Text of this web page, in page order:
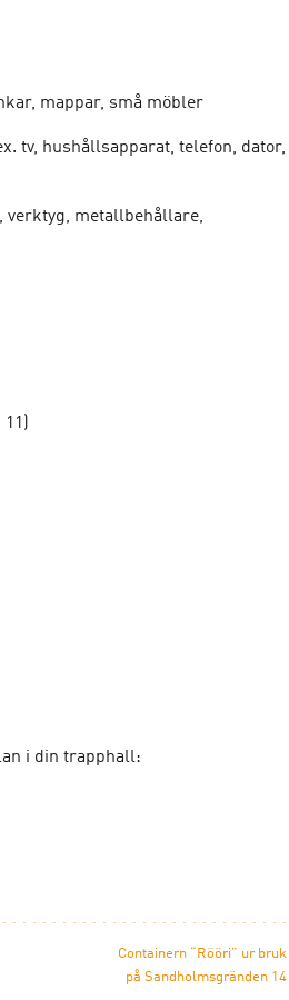
mappar, små möbler
tv, hushållsapparat, telefon, dator,
verktyg, metallbehållare,
i din trapphall:
Containern “Rööri” ur bruk
på Sandholmsgränden 14